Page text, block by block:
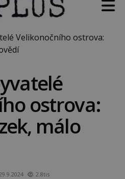
Velikonočního ostrova:
ostrova:
málo
2.8tis